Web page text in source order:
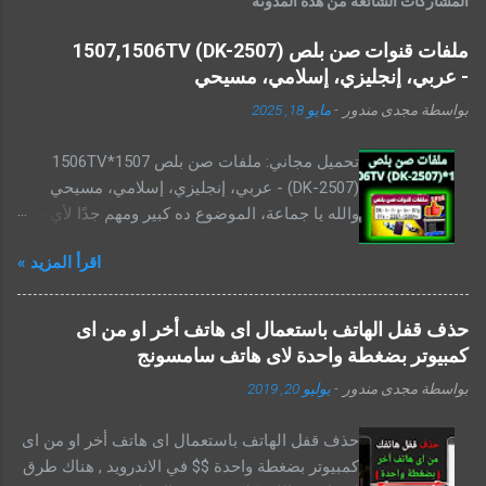
ملفات قنوات صن بلص 1507,1506TV (DK-2507)
- عربي، إنجليزي، إسلامي، مسيحي
بواسطة مجدى مندور -مايو 18, 2025
تحميل مجاني: ملفات صن بلص 1507*1506TV
(DK-2507) - عربي، إنجليزي، إسلامي، مسيحي
والله يا جماعة، الموضوع ده كبير ومهم جدًا لأي حد
ليها علاقة بالمعالجات 1506 و1507 بأنواعهم، واللي
أغلبنا بيشوفها بأسماء شبه طلاسم كده: 1506t،
1506g، 1506tv، 1507g، 1507a، 2507 ... يعني
شغلانة! بس النهاردة، إحنا هنا علشان نفك الشفرة
دي سوا، ونفهم إزاي نحمل أحدث ملف قنوات صن
بلص بسهولة وبدون صداع. ملفات قنوات صن بلص
إسلامي، مسيحي
اقرأ المزيد »
حذف قفل الهاتف باستعمال اى هاتف أخر او من اى
كمبيوتر بضغطة واحدة لاى هاتف سامسونج
بواسطة مجدى مندور -يوليو 20, 2019
حذف قفل الهاتف باستعمال اى هاتف أخر او من اى
كمبيوتر بضغطة واحدة $$ في الاندرويد , هناك طرق